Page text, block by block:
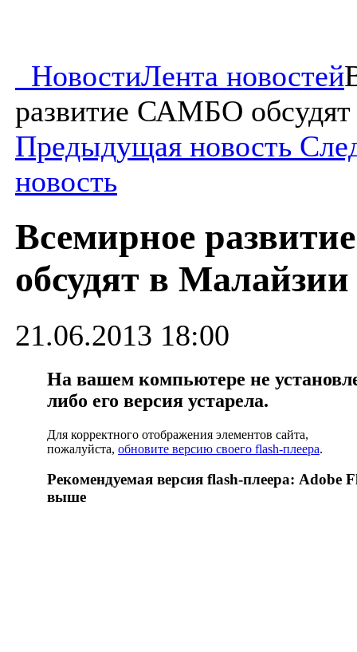
НовостиЛента новостей
развитие САМБО
Предыдущая новость
новость
Всемирное
обсудят в Малайзии
21.06.2013 18:00
На вашем компьютере не
либо его версия устарела.
Для корректного отображения элементов сайта,
пожалуйста, обновите версию своего flash-плеера.
Рекомендуемая версия flash-плеера: Adobe
выше